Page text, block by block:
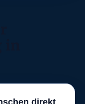
direkt